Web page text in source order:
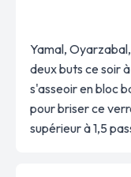
Yamal,
deux buts ce soir
s'asseoir en bloc
pour briser ce
supérieur à 1,5